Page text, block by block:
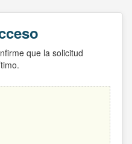
que la solicitud